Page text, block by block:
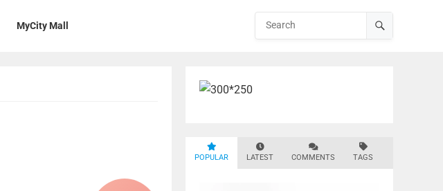
MyCity Mall
POPULAR LATEST COMMENTS TAGS